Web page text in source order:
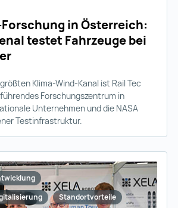
in Österreich:
testet Fahrzeuge bei
Klima-Wind-Kanal ist Rail Tec
Forschungszentrum in
Unternehmen und die NASA
Testinfrastruktur.
Standortvorteile